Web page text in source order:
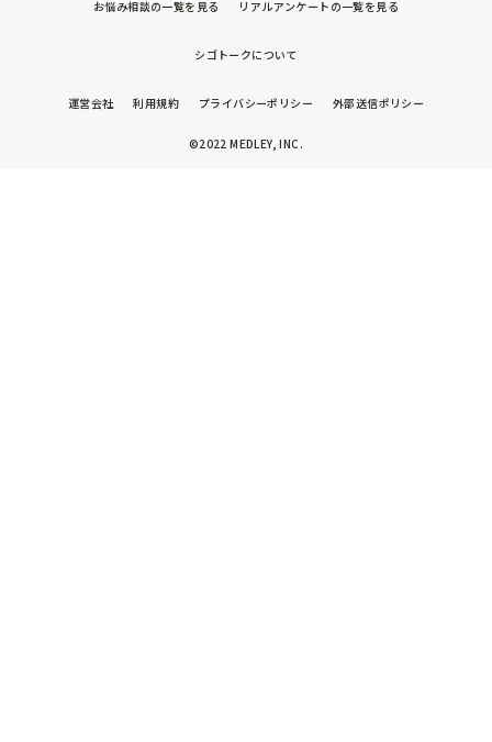
お悩み相談の一覧を見る リアルアンケートの一覧を見る
シゴトークについて
運営会社 利用規約 プライバシーポリシー 外部送信ポリシー
©2022 MEDLEY, INC.